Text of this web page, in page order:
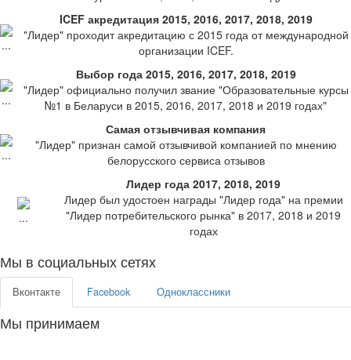
ICEF акредитация 2015, 2016, 2017, 2018, 2019
"Лидер" проходит акредитацию с 2015 года от международной
организации ICEF.
Выбор года 2015, 2016, 2017, 2018, 2019
"Лидер" официально получил звание "Образовательные курсы
№1 в Беларуси в 2015, 2016, 2017, 2018 и 2019 годах"
Самая отзывчивая компания
"Лидер" признан самой отзывчивой компанией по мнению
белорусского сервиса отзывов
Лидер года 2017, 2018, 2019
Лидер был удостоен награды "Лидер года" на премии
"Лидер потребительского рынка" в 2017, 2018 и 2019
годах
Мы в социальных сетях
Вконтакте Facebook Одноклассники
Мы принимаем